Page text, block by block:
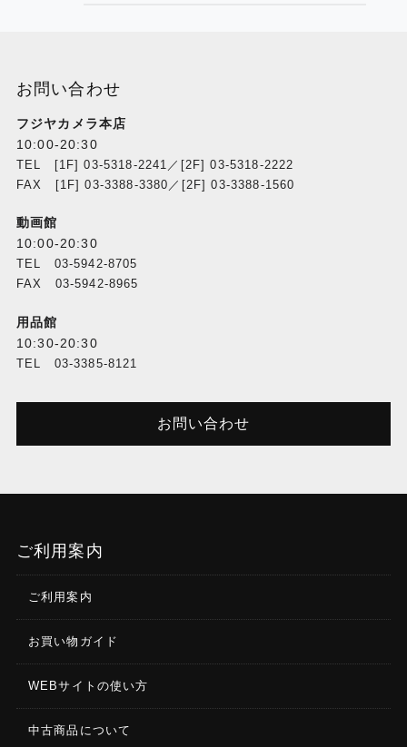
お問い合わせ
フジヤカメラ本店
10:00-20:30
TEL [1F] 03-5318-2241／[2F] 03-5318-2222
FAX [1F] 03-3388-3380／[2F] 03-3388-1560
動画館
10:00-20:30
TEL 03-5942-8705
FAX 03-5942-8965
用品館
10:30-20:30
TEL 03-3385-8121
お問い合わせ
ご利用案内
ご利用案内
お買い物ガイド
WEBサイトの使い方
中古商品について